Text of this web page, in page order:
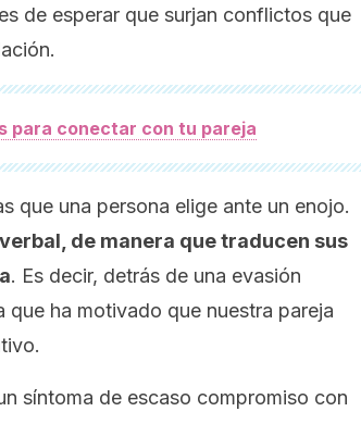
de esperar que surjan conflictos que
para conectar con tu pareja
que una persona elige ante un enojo.
de manera que traducen sus
. Es decir, detrás de una evasión
ha motivado que nuestra pareja
síntoma de escaso compromiso con